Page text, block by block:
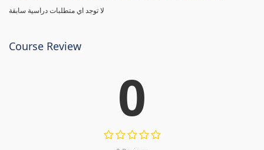
لا توجد اي متطلبات دراسية سابقة
Course Review
0